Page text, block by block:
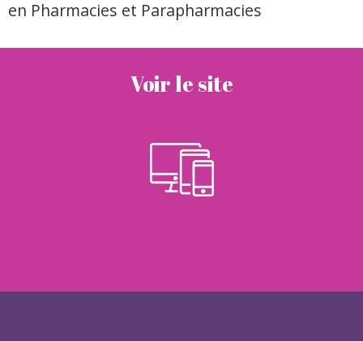
en Pharmacies et Parapharmacies
Voir le site